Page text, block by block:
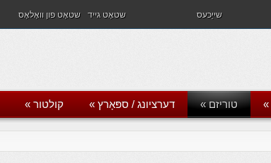
שטאָט פון וואָלאָס שטאָט גייד שייַכעס
קולטור » דערציונג / ספּאָרץ » טוריזם» »